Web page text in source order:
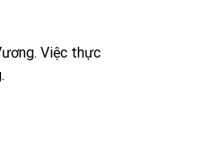
Việc thực